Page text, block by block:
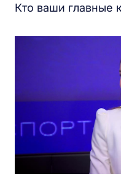
Кто ваши главные